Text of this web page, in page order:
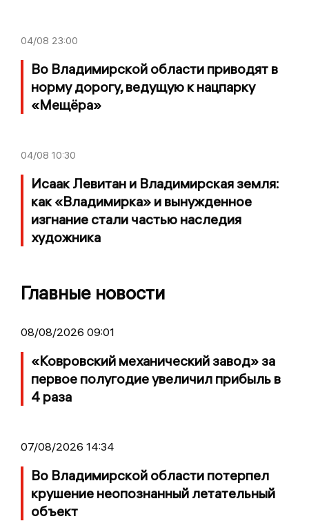
04/08 23:00
Во Владимирской области приводят в
норму дорогу, ведущую к нацпарку
«Мещёра»
04/08 10:30
Исаак Левитан и Владимирская земля:
как «Владимирка» и вынужденное
изгнание стали частью наследия
художника
Главные новости
08/08/2026 09:01
«Ковровский механический завод» за
первое полугодие увеличил прибыль в
4 раза
07/08/2026 14:34
Во Владимирской области потерпел
крушение неопознанный летательный
объект